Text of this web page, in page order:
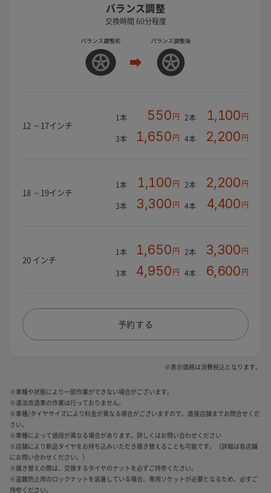
バランス調整
交換時間 60分程度
12 ～17インチ
1本 550円 2本 1,100円
3本 1,650円 4本 2,200円
18 ～19インチ
1本 1,100円 2本 2,200円
3本 3,300円 4本 4,400円
20 インチ
1本 1,650円 2本 3,300円
3本 4,950円 4本 6,600円
予約する
※表示価格は消費税込となります。
※車種や状態により一部作業ができない場合がございます。
※違法改造車の作業は行っておりません。
※車種/タイヤサイズにより料金が異なる場合がございますので、直接店舗までお問合せくだ
さい。
※車種によって値段が異なる場合があります。詳しくはお問い合わせください
※店舗により新品タイヤをお持ち込みいただき履き替えることも可能です。（詳細は各店舗
にお問い合わせください。）
※履き替えの際は、交換するタイヤのナットを必ずご持参ください。
※盗難防止用のロックナットを装着している場合、専用ソケットが必要となるため、必ずご
持参ください。